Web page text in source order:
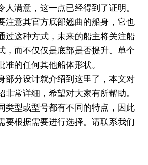
人满意，这一点已经得到了证明。
注意其官方底部翘曲的船身，它也
过这种方式，未来的船主将关注船
，而不仅仅是底部是否提升、单个
准的任何其他船体形状。
部分设计就介绍到这里了，本文对
非常详细，希望对大家有所帮助。
类型或型号都有不同的特点，因此
要根据需要进行选择。请联系我们